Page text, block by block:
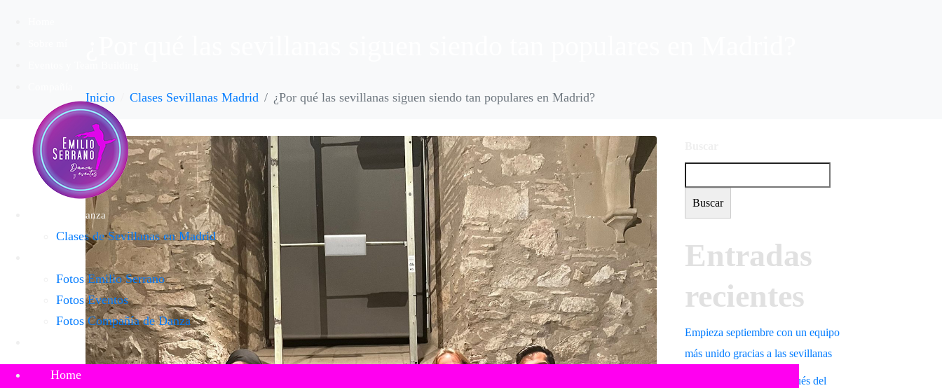
Escuela de Danza
Clases de Sevillanas en Madrid
Fotos Emilio Serrano
Fotos Eventos
Fotos Compañía de Danza
Home
Inicio Clases Sevillanas Madrid ¿Por qué las sevillanas siguen siendo tan populares en Madrid?
Buscar
Entradas
recientes
Empieza septiembre con un equipo
más unido gracias a las sevillanas
Aprender sevillanas después del